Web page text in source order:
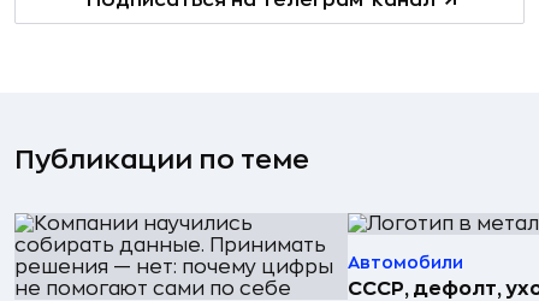
Публикации по теме
Автомобили
СССР, дефолт,